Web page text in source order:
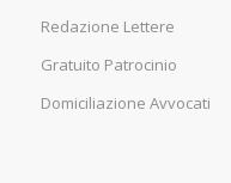
Redazione Lettere
Gratuito Patrocinio
Domiciliazione Avvocati